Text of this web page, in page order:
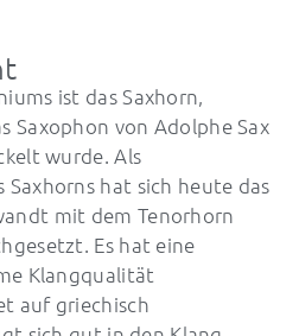
ist das Saxhorn,
Saxophon von Adolphe Sax
wurde. Als
hat sich heute das
mit dem Tenorhorn
Es hat eine
Klangqualität
auf griechisch